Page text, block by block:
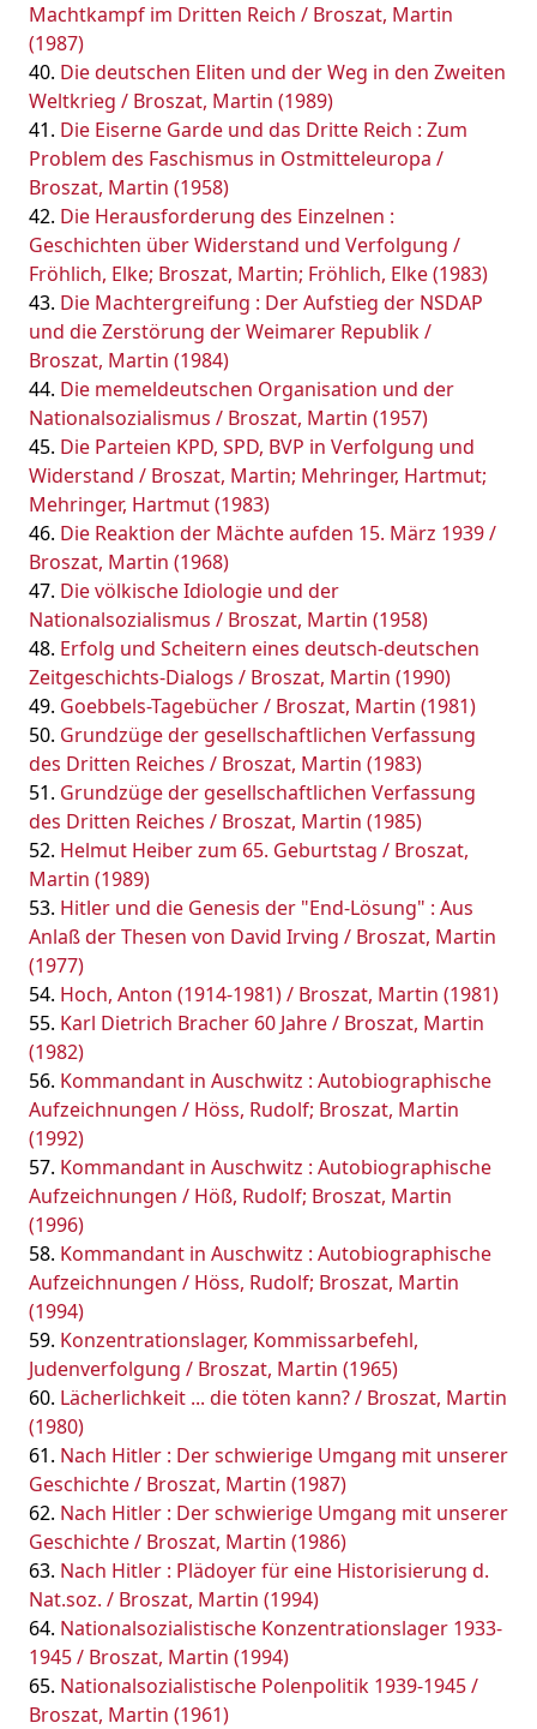
Machtkampf im Dritten Reich / Broszat, Martin
(1987)
Die deutschen Eliten und der Weg in den Zweiten
Weltkrieg / Broszat, Martin (1989)
Die Eiserne Garde und das Dritte Reich : Zum
Problem des Faschismus in Ostmitteleuropa /
Broszat, Martin (1958)
Die Herausforderung des Einzelnen :
Geschichten über Widerstand und Verfolgung /
Fröhlich, Elke; Broszat, Martin; Fröhlich, Elke (1983)
Die Machtergreifung : Der Aufstieg der NSDAP
und die Zerstörung der Weimarer Republik /
Broszat, Martin (1984)
Die memeldeutschen Organisation und der
Nationalsozialismus / Broszat, Martin (1957)
Die Parteien KPD, SPD, BVP in Verfolgung und
Widerstand / Broszat, Martin; Mehringer, Hartmut;
Mehringer, Hartmut (1983)
Die Reaktion der Mächte aufden 15. März 1939 /
Broszat, Martin (1968)
Die völkische Idiologie und der
Nationalsozialismus / Broszat, Martin (1958)
Erfolg und Scheitern eines deutsch-deutschen
Zeitgeschichts-Dialogs / Broszat, Martin (1990)
Goebbels-Tagebücher / Broszat, Martin (1981)
Grundzüge der gesellschaftlichen Verfassung
des Dritten Reiches / Broszat, Martin (1983)
Grundzüge der gesellschaftlichen Verfassung
des Dritten Reiches / Broszat, Martin (1985)
Helmut Heiber zum 65. Geburtstag / Broszat,
Martin (1989)
Hitler und die Genesis der "End-Lösung" : Aus
Anlaß der Thesen von David Irving / Broszat, Martin
(1977)
Hoch, Anton (1914-1981) / Broszat, Martin (1981)
Karl Dietrich Bracher 60 Jahre / Broszat, Martin
(1982)
Kommandant in Auschwitz : Autobiographische
Aufzeichnungen / Höss, Rudolf; Broszat, Martin
(1992)
Kommandant in Auschwitz : Autobiographische
Aufzeichnungen / Höß, Rudolf; Broszat, Martin
(1996)
Kommandant in Auschwitz : Autobiographische
Aufzeichnungen / Höss, Rudolf; Broszat, Martin
(1994)
Konzentrationslager, Kommissarbefehl,
Judenverfolgung / Broszat, Martin (1965)
Lächerlichkeit ... die töten kann? / Broszat, Martin
(1980)
Nach Hitler : Der schwierige Umgang mit unserer
Geschichte / Broszat, Martin (1987)
Nach Hitler : Der schwierige Umgang mit unserer
Geschichte / Broszat, Martin (1986)
Nach Hitler : Plädoyer für eine Historisierung d.
Nat.soz. / Broszat, Martin (1994)
Nationalsozialistische Konzentrationslager 1933-
1945 / Broszat, Martin (1994)
Nationalsozialistische Polenpolitik 1939-1945 /
Broszat, Martin (1961)